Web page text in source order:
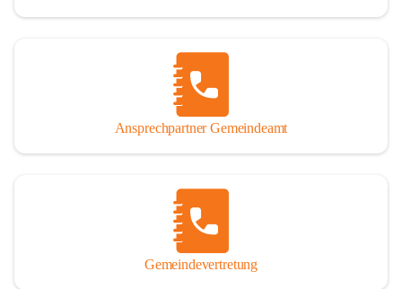
Ansprechpartner Gemeindeamt
Gemeindevertretung